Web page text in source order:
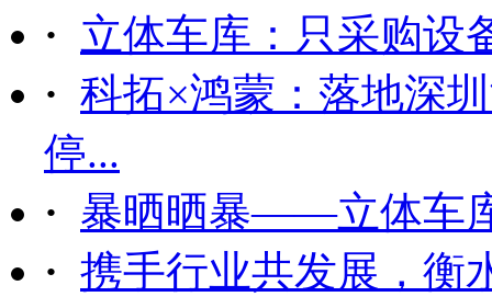
· 立体车库：只采购设
· 科拓×鸿蒙：落地深
停...
· 暴晒晒暴——立体车
· 携手行业共发展，衡